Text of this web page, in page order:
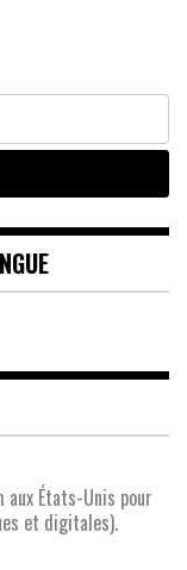
États-Unis pour
et digitales).